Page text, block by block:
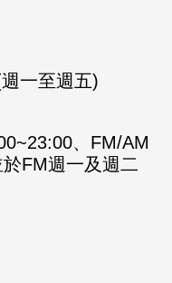
一至週五)
、FM/AM
FM週一及週二